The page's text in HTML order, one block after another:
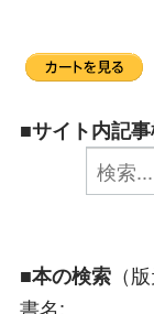
■サイト内記
■本の検索 （
書名: